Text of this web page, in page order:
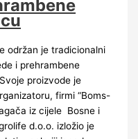
održan je tradicionalni
i prehrambene
proizvode je
firmi “Boms-
iz cijele Bosne i
d.o.o. izložio je